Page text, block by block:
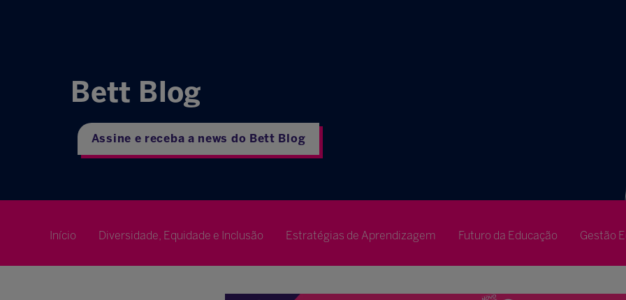
Bett Blog
Assine e receba a news do Bett Blog
Início Diversidade, Equidade e Inclusão Estratégias de Aprendizagem Futuro da Educação Gestão